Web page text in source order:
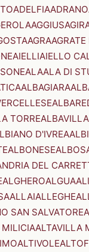
ADELFIAADRANO
AGGIUS
AGRA
AIELLIAIELLO
ALAALA DI
ALBAGIARA
TORREALBAVILLA
D'IVREA
ALBONESE
DEL
ALGHEROALGUA
ALLAIALLEGHE
SAN SALVATORE
ALTAVILLA
ALTIVOLE